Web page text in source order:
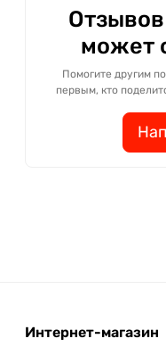
может
Помогите другим
первым, кто
Интернет-магазин